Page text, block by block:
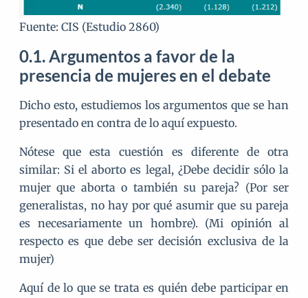
Fuente: CIS (Estudio 2860)
Argumentos a favor de la
presencia de mujeres en el debate
Dicho esto, estudiemos los argumentos que se han
presentado en contra de lo aquí expuesto.
Nótese que esta cuestión es diferente de otra
similar: Si el aborto es legal, ¿Debe decidir sólo la
mujer que aborta o también su pareja? (Por ser
generalistas, no hay por qué asumir que su pareja
es necesariamente un hombre). (Mi opinión al
respecto es que debe ser decisión exclusiva de la
mujer)
Aquí de lo que se trata es quién debe participar en